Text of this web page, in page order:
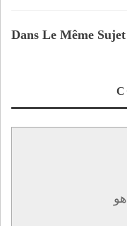
Dans Le Même Sujet